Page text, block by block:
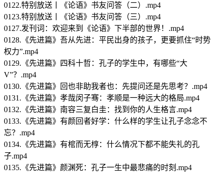
0122.特别放送丨《论语》书友问答（二）.mp4
0123.特别放送丨《论语》书友问答（三）.mp4
0127.发刊词：欢迎来到《论语》下半部的世界！.mp4
0128.《先进篇》吾从先进：平民出身的孩子，更要抓住“时势
权力”.mp4
0129.《先进篇》四科十哲：孔子的学生中，有哪些“大
V”？.mp4
0130.《先进篇》回也非助我者也：先提问还是先思考？.mp4
0131.《先进篇》孝哉闵子骞：孝顺是一种远大的格局.mp4
0132.《先进篇》南容三复白圭：找到你的人生格言.mp4
0133.《先进篇》有颜回者好学：什么样的学生让孔子念念不
忘？.mp4
0134.《先进篇》有棺而无椁：什么情况下都不能失礼的孔
子.mp4
0135.《先进篇》颜渊死：孔子一生中最悲痛的时刻.mp4